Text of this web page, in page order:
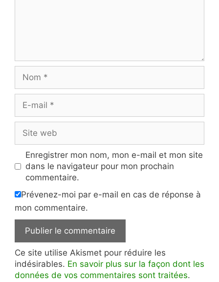
mail
web
Enregistrer mon nom, mon e-mail et mon site
dans le navigateur pour mon prochain
commentaire.
Prévenez-moi par e-mail en cas de réponse à
mon commentaire.
Ce site utilise Akismet pour réduire les
indésirables. En savoir plus sur la façon dont les
données de vos commentaires sont traitées.